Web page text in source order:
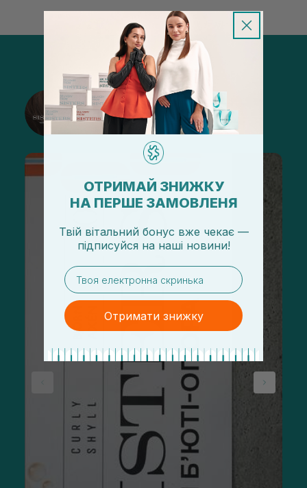
@sisters_stelmakh в Instagram
Подписаться
ОТРИМАЙ ЗНИЖКУ
НА ПЕРШЕ ЗАМОВЛЕНЯ
Твій вітальний бонус вже чекає —
підписуйся на наші новини!
email
Отримати знижку